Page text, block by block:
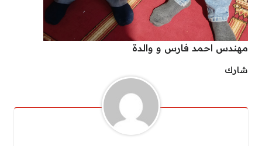
مهندس احمد فارس و والدة
شارك